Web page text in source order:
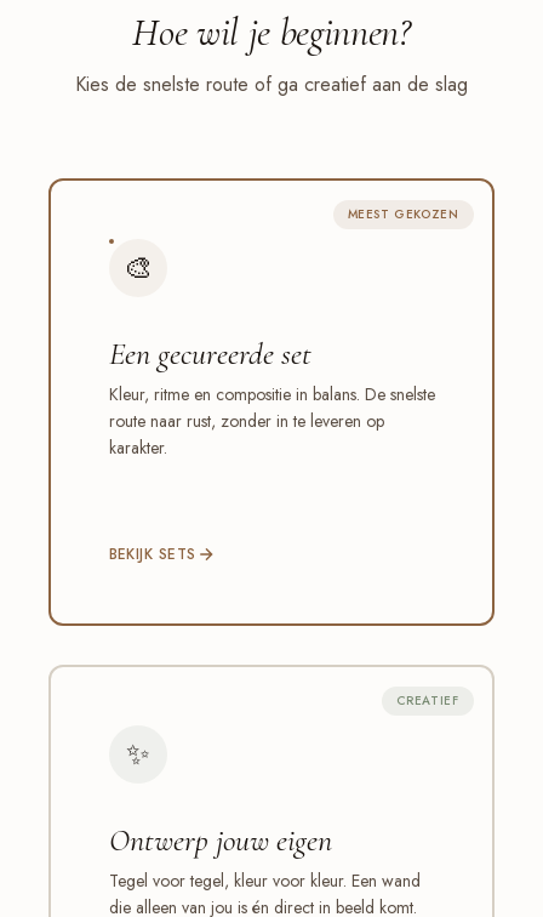
Hoe wil je beginnen?
Kies de snelste route of ga creatief aan de slag
MEEST GEKOZEN
🎨
Een gecureerde set
Kleur, ritme en compositie in balans. De snelste
route naar rust, zonder in te leveren op
karakter.
BEKIJK SETS
CREATIEF
✨
Ontwerp jouw eigen
Tegel voor tegel, kleur voor kleur. Een wand
die alleen van jou is én direct in beeld komt.